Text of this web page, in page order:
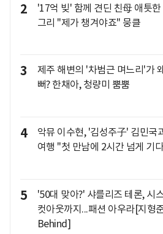
2
'17억 빚' 함께 견딘 친母 애틋
그리 "제가 챙겨야죠" 뭉클
3
제주 해변의 '차범근 며느리'가
뻐? 한채아, 청량미 뿜뿜
4
악뮤 이수현, '김성주子' 김민국
여행 "첫 만남에 2시간 넘게 기
5
'50대 맞아?' 샤를리즈 테론, 시
컷아웃까지...패션 아우라[지형
Behind]